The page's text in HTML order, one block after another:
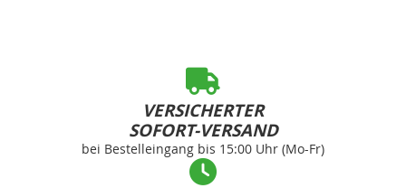
VERSICHERTER
SOFORT-VERSAND
bei Bestelleingang bis 15:00 Uhr (Mo-Fr)